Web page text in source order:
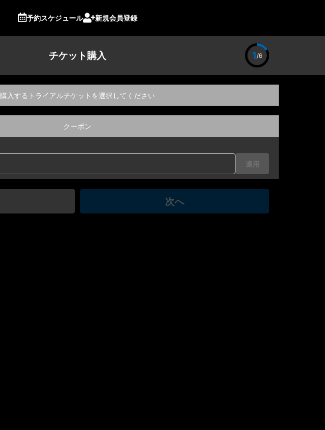
予約スケジュール 新規会員登録
チケット購入 1/6
購入するトライアルチケットを選択してください
クーポン
適用
次へ